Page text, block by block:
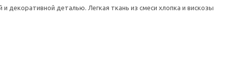
декоративной деталью. Легкая ткань из смеси хлопка и вискозы